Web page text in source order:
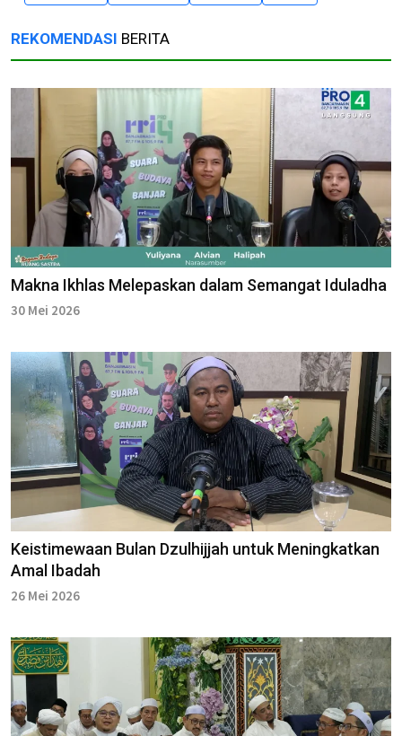
REKOMENDASI BERITA
Makna Ikhlas Melepaskan dalam Semangat Iduladha
30 Mei 2026
Keistimewaan Bulan Dzulhijjah untuk Meningkatkan
Amal Ibadah
26 Mei 2026